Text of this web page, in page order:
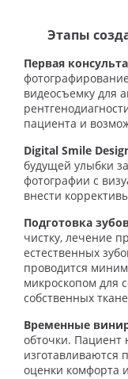
Этапы
Первая
видеосъемку для
пациента и
Digital Smile
будущей улыбки
фотографии с
внести
Подготовка
чистку, лечение
естественных
проводится
микроскопом для
собственных
Временные
обточки. Пациент
изготавливаются
оценки комфорта